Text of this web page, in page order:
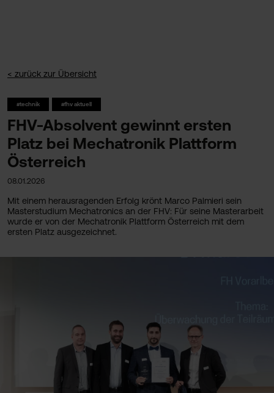
< zurück zur Übersicht
#technik #fhv aktuell
FHV-Absolvent gewinnt ersten
Platz bei Mechatronik Plattform
Österreich
08.01.2026
Mit einem herausragenden Erfolg krönt Marco Palmieri sein
Masterstudium Mechatronics an der FHV: Für seine Masterarbeit
wurde er von der Mechatronik Plattform Österreich mit dem
ersten Platz ausgezeichnet.